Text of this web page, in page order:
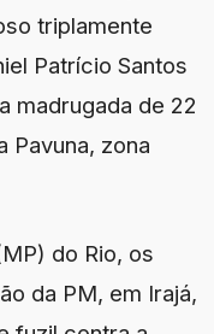
triplamente
Patrício Santos
madrugada de 22
Pavuna, zona
do Rio, os
da PM, em Irajá,